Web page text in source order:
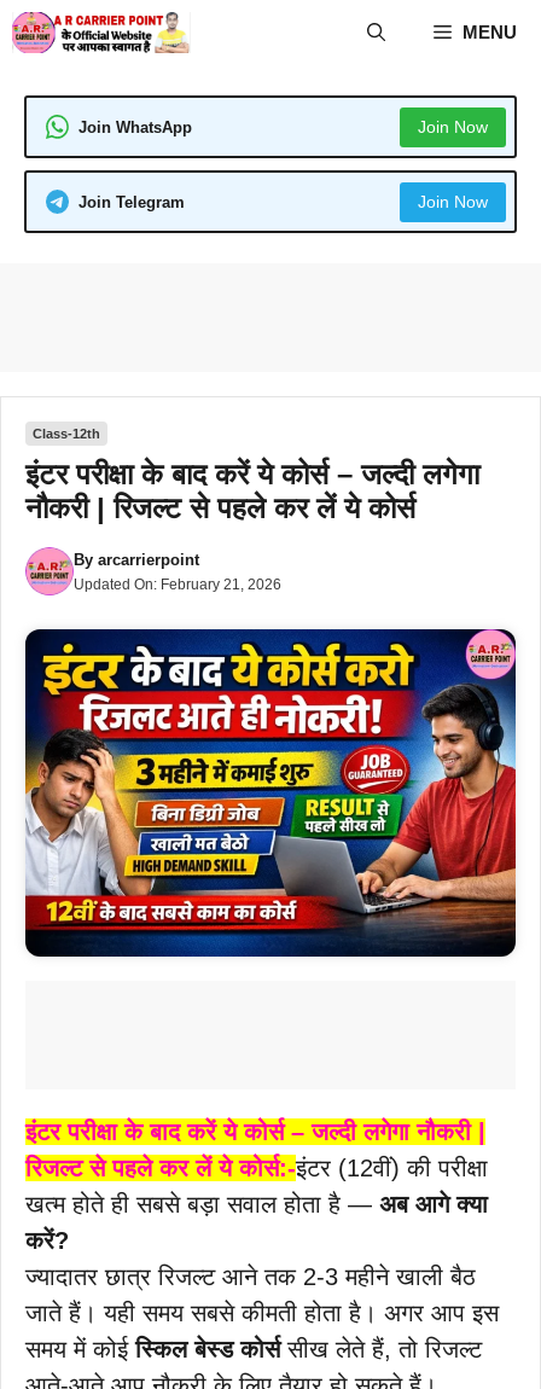
Skip
to
MENU
Join WhatsApp Join Now
Join Telegram Join Now
Class-12th
इंटर परीक्षा के बाद करें ये कोर्स – जल्दी लगेगा
नौकरी | रिजल्ट से पहले कर लें ये कोर्स
By arcarrierpoint
Updated On: February 21, 2026
इंटर परीक्षा के बाद करें ये कोर्स – जल्दी लगेगा नौकरी |
रिजल्ट से पहले कर लें ये कोर्स:-इंटर (12वीं) की परीक्षा
खत्म होते ही सबसे बड़ा सवाल होता है — अब आगे क्या
करें?
ज्यादातर छात्र रिजल्ट आने तक 2-3 महीने खाली बैठ
जाते हैं। यही समय सबसे कीमती होता है। अगर आप इस
समय में कोईस्किल बेस्ड कोर्ससीख लेते हैं, तो रिजल्ट